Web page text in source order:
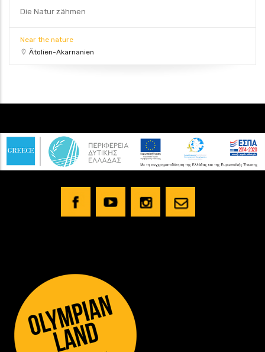
Die Natur zähmen
Near the nature
Ätolien-Akarnanien